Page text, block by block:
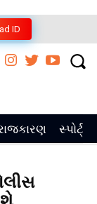
ID
સ્પોર્ટ્સ